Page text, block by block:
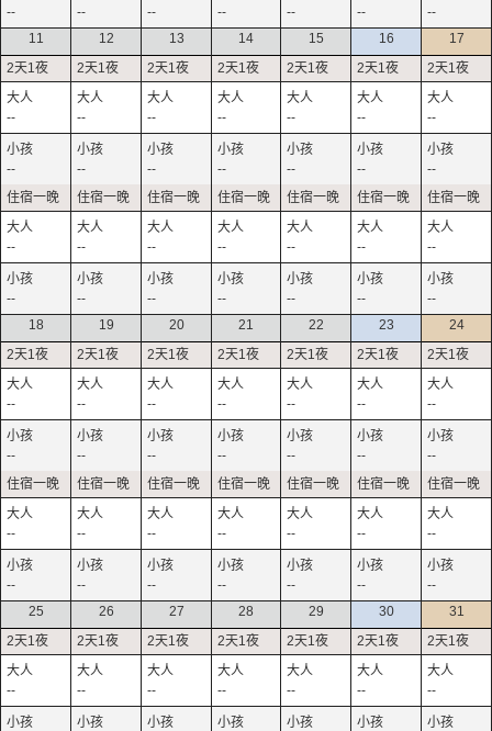
-- -- -- -- -- --
--
11
--
--
--
--
12
--
--
--
--
13
--
--
--
--
14
--
--
--
--
15
--
--
--
--
16
--
--
--
--
17
--
--
--
--
18
--
--
--
--
19
--
--
--
--
20
--
--
--
--
21
--
--
--
--
22
--
--
--
--
23
--
--
--
--
24
--
--
--
--
25
--
26
--
27
--
28
--
29
--
30
--
31
--